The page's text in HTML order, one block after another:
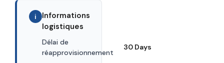
i
Informations
logistiques
Délai de
réapprovisionnement
30 Days